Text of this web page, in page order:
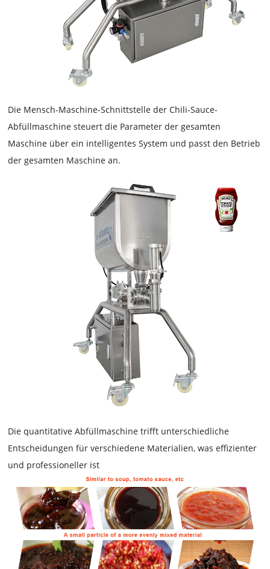
Die Mensch-Maschine-Schnittstelle derChili-Sauce-
Abfüllmaschine steuert die Parameter der gesamten
Maschine über ein intelligentes System und passt den Betrieb
der gesamten Maschine an.
Die quantitative Abfüllmaschine trifft unterschiedliche
Entscheidungen für verschiedene Materialien, was effizienter
und professioneller ist